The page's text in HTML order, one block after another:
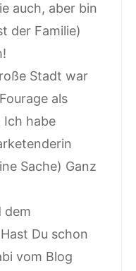
auch, aber bin
der Familie)
Stadt war
als
habe
Sache) Ganz
dem
Du schon
vom Blog